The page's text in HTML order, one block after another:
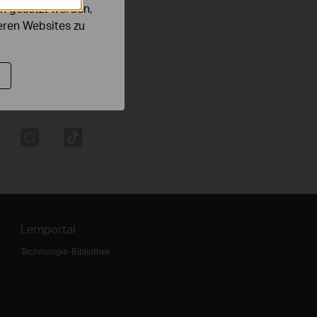
Lernportal
Technologie-Bibliothek
gesetzt werden,
Websites zu